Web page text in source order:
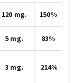
120 mg. 150%
5 mg. 83%
3 mg. 214%